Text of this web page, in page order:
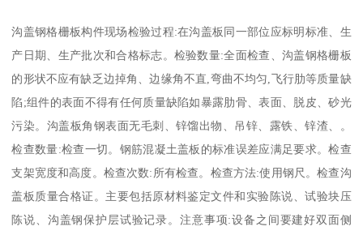
沟盖钢格栅板构件现场检验过程:在沟盖板同一部位应标明标准、生
产日期、生产批次和合格标志。检验数量:全面检查、沟盖钢格栅板
的形状不应有缺乏边掉角、边缘角不直,弯曲不均匀,飞行肋等质量缺
陷;组件的表面不得有任何质量缺陷如暴露肋骨、表面、脱皮、砂光
污染。沟盖板角钢表面无毛刺、锌馏出物、吊锌、露铁、锌渣、。
检查数量:检查一切。钢筋混凝土盖板的标准误差应满足要求。检查
支架宽度和高度。检查次数:所有检查。检查方法:使用钢尺。检查沟
盖板质量合格证。主要包括原材料鉴定文件和实验陈说、试验块压
陈说、沟盖钢保护层试验记录。注意事项:设备之间要建好双面侧